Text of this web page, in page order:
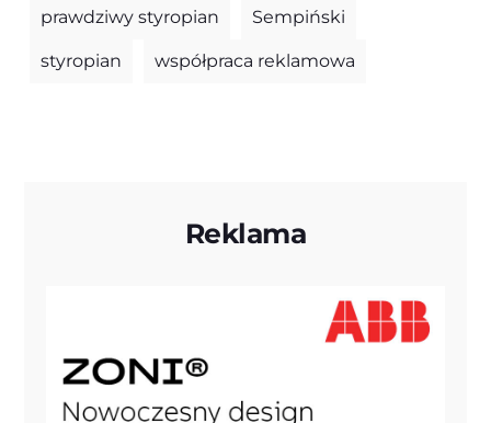
prawdziwy styropian Sempiński
styropian współpraca reklamowa
Reklama